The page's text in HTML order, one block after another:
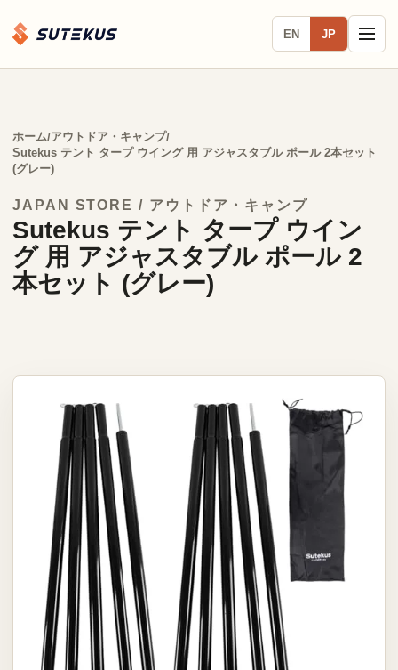
EN JP
ホーム/アウトドア・キャンプ/
Sutekus テント タープ ウイング 用 アジャスタブル ポール 2本セット
(グレー)
JAPAN STORE / アウトドア・キャンプ
Sutekus テント タープ ウイン
グ 用 アジャスタブル ポール 2
本セット (グレー)